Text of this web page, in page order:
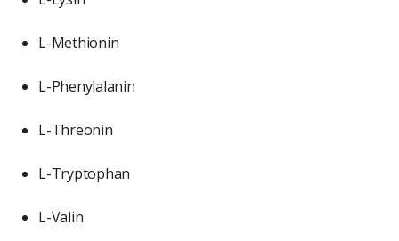
L-Methionin
L-Phenylalanin
L-Threonin
L-Tryptophan
L-Valin